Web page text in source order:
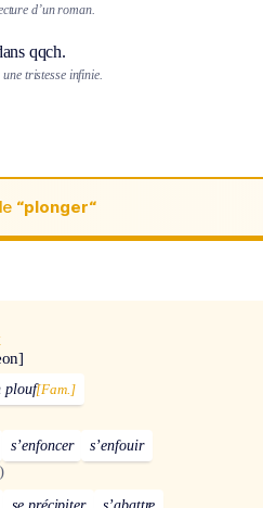
d’un roman.
qqch.
tristesse infinie.
“plonger“
plouf[Fam.]
s’enfoncer s’enfouir